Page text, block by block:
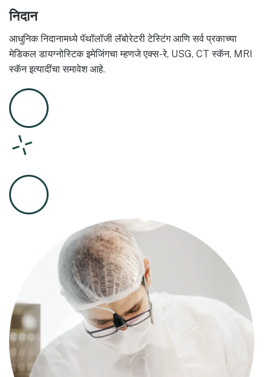
निदान
आधुनिक निदानामध्ये पॅथॉलॉजी लॅबोरेटरी टेस्टिंग आणि सर्व प्रकाच्या
मेडिकल डायग्नोस्टिक इमेजिंगचा म्हणजे एक्स-रे, USG, CT स्कॅन, MRI
स्कॅन इत्यादींचा समावेश आहे.